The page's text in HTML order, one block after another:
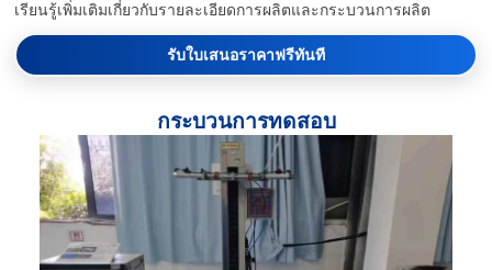
เรียนรู้เพิ่มเติมเกี่ยวกับรายละเอียดการผลิตและกระบวนการผลิต
รับใบเสนอราคาฟรีทันที
กระบวนการทดสอบ